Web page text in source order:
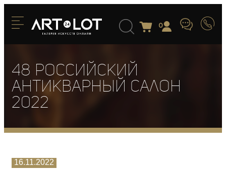
0
48 Российский
антикварный салон
2022
16.11.2022